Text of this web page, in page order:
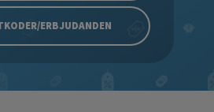
ERBJUDANDEN